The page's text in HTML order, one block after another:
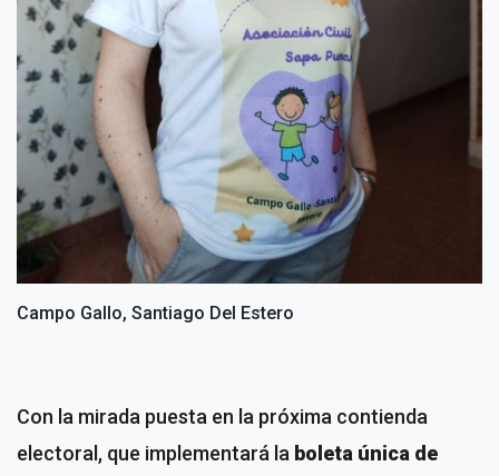
Campo Gallo, Santiago Del Estero
Con la mirada puesta en la próxima contienda
electoral, que implementará la boleta única de